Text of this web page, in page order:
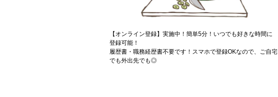
【オンライン登録】実施中！簡単5分！いつでも好きな時間に
登録可能！
履歴書・職務経歴書不要です！スマホで登録OKなので、ご自宅
でも外出先でも◎